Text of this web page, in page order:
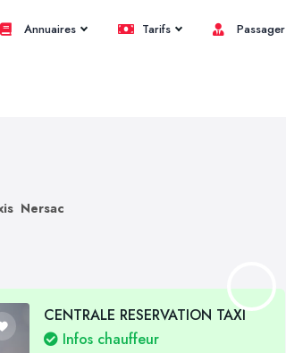
Annuaires Tarifs Passager
Nersac
CENTRALE RESERVATION TAXI
Infos chauffeur